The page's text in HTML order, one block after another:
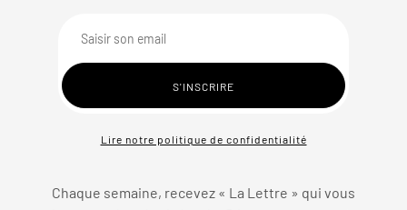
Lire notre politique de confidentialité
Chaque semaine, recevez « La Lettre » qui vous